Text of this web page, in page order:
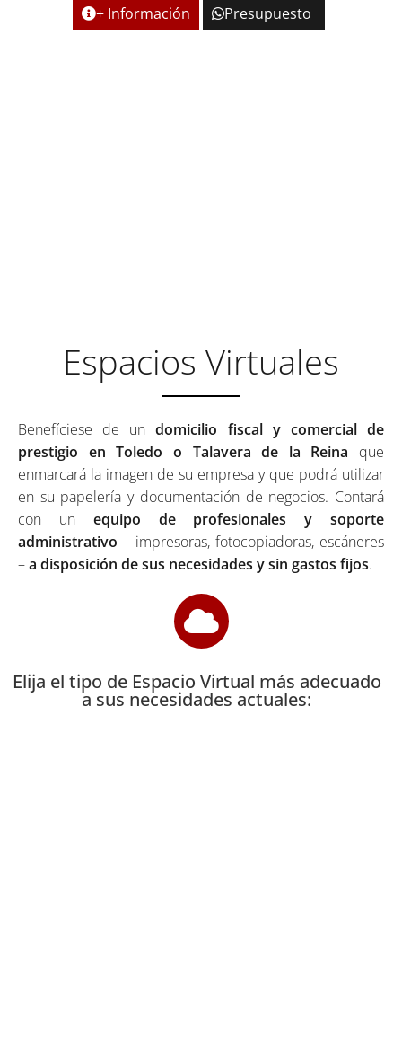
+ Información Presupuesto
Espacios Virtuales
Benefíciese de undomicilio fiscal y comercial de
prestigio en Toledo o Talavera de la Reina que
enmarcará la imagen de su empresa y que podrá utilizar
en su papelería y documentación de negocios. Contará
con un equipo de profesionales y soporte
administrativo – impresoras, fotocopiadoras, escáneres
–a disposición de sus necesidades y sin gastos fijos.
Elija el tipo de Espacio Virtual más adecuado
a sus necesidades actuales: